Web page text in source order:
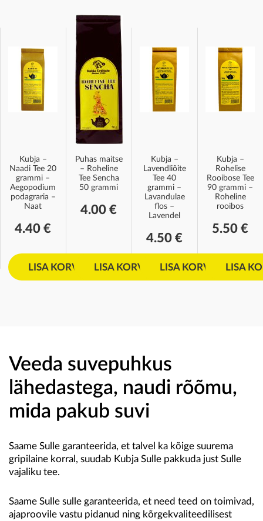
Kubja –
Naadi Tee 20
grammi –
Aegopodium
podagraria –
Naat
4.40 €
LISA KORVI
Puhas maitse
– Roheline
Tee Sencha
50 grammi
4.00 €
LISA KORVI
Kubja –
Lavendliõite
Tee 40
grammi –
Lavandulae
flos –
Lavendel
4.50 €
LISA KORVI
Kubja –
Rohelise
Rooibose Tee
90 grammi –
Roheline
rooibos
5.50 €
LISA
Veeda suvepuhkus
lähedastega, naudi rõõmu,
mida pakub suvi
Saame Sulle garanteerida, et talvel ka kõige suurema
gripilaine korral, suudab Kubja Sulle pakkuda just Sulle
vajaliku tee.
Saame Sulle sulle garanteerida, et need teed on toimivad,
ajaproovile vastu pidanud ning kõrgekvaliteedilisest